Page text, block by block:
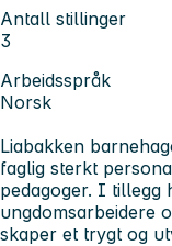
Antall stillinger
3
Arbeidsspråk
Norsk
Liabakken
faglig sterkt
pedagoger. I tillegg
ungdomsarbeidere
skaper et trygt og